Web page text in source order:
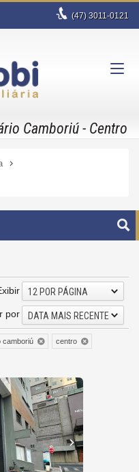
(47)3011-0121
Camboriú - Centro
12 POR PÁGINA
por
DATA MAIS RECENTE
camboriú
centro